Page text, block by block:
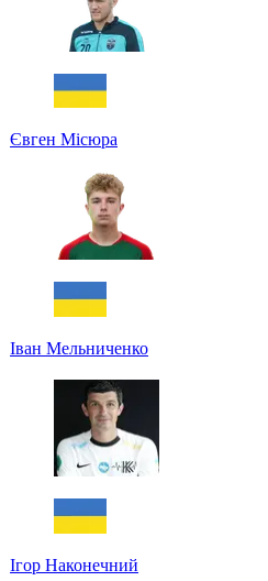
Євген Місюра
Іван Мельниченко
Ігор Наконечний